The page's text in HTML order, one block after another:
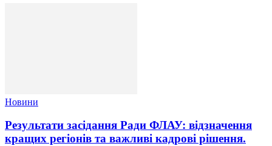
Новини
Результати засідання Ради ФЛАУ: відзначення
кращих регіонів та важливі кадрові рішення.